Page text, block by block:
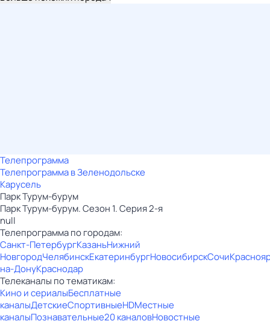
Телепрограмма
Телепрограмма в Зеленодольске
Карусель
Парк Турум-бурум
Парк Турум-бурум. Сезон 1. Серия 2-я
null
Телепрограмма по городам:
Санкт-ПетербургКазаньНижний
НовгородЧелябинскЕкатеринбургНовосибирскСочи
на-ДонуКраснодар
Телеканалы по тематикам:
Кино и сериалыБесплатные
каналыДетскиеСпортивныеHDМестные
каналыПознавательные20 каналовНовостные